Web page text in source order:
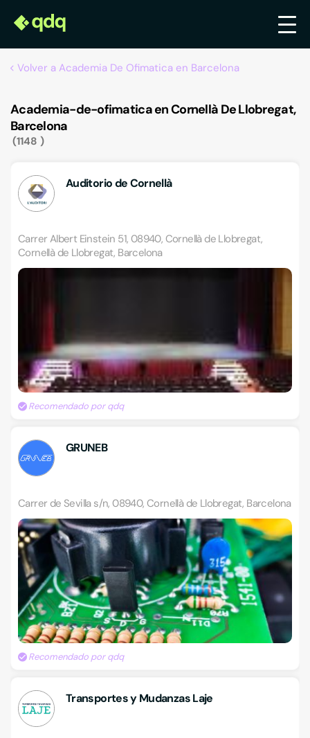
Volver a Academia De Ofimatica en Barcelona
Academia-de-ofimatica en Cornellà De Llobregat,
Barcelona
1148
Auditorio de Cornellà
Carrer Albert Einstein 51, 08940, Cornellà de Llobregat,
Cornellà de Llobregat, Barcelona
Recomendado por qdq
GRUNEB
Carrer de Sevilla s/n, 08940, Cornellà de Llobregat, Barcelona
Recomendado por qdq
Transportes y Mudanzas Laje